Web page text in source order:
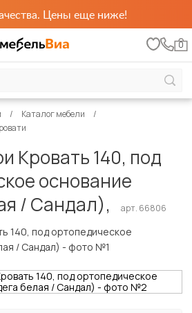
Цены еще ниже!
0
Каталог мебели
Кровать 140, под
основание
/ Сандал),
арт. 66806